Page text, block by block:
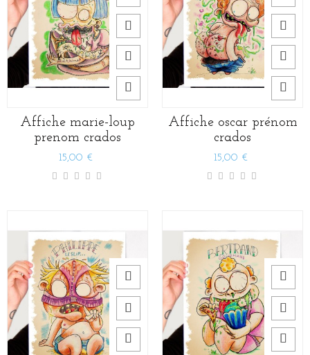
Affiche marie-loup
prenom crados
15,00 €
Affiche oscar prénom
crados
15,00 €